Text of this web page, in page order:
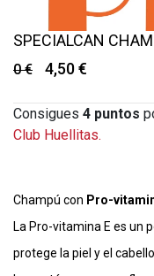
SPECIALCAN
0 € 4,50 €
Consigues 4 puntos
Club Huellitas.
Champú con Pro-
La Pro-vitamina E es un
protege la piel y el cabello.